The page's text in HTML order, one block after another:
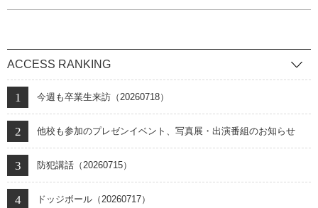
ACCESS RANKING
今週も卒業生来訪（20260718）
他校も参加のプレゼンイベント、写真展・出演番組のお知らせ
防犯講話（20260715）
ドッジボール（20260717）